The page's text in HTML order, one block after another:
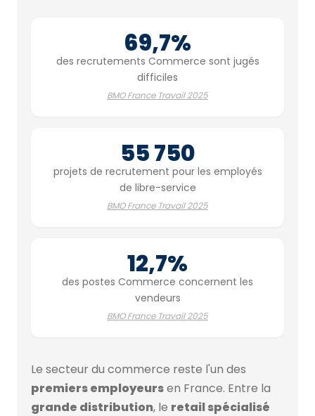
69,7%
des recrutements Commerce sont jugés
difficiles
BMO France Travail 2025
55 750
projets de recrutement pour les employés
de libre-service
BMO France Travail 2025
12,7%
des postes Commerce concernent les
vendeurs
BMO France Travail 2025
Le secteur du commerce reste l'un des
premiers employeursen France. Entre la
grande distribution, le retail spécialisé